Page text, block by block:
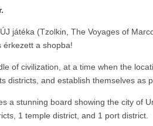
játéka (Tzolkin, The Voyages of
érkezett a shopba!
of civilization, at a time when the
districts, and establish themselves as
a stunning board showing the city of
1 temple district, and 1 port district.